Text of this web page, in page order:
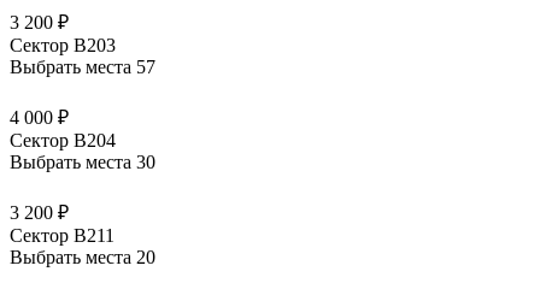
3 200 ₽
Сектор В203
Выбрать места 57
4 000 ₽
Сектор В204
Выбрать места 30
3 200 ₽
Сектор В211
Выбрать места 20